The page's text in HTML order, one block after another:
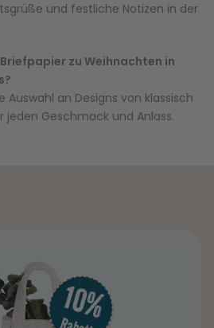
und festliche Notizen in der
zu Weihnachten in
Auswahl an Designs von klassisch
jeden Geschmack und Anlass.